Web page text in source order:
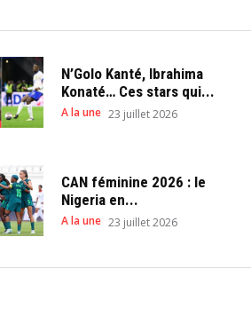
N’Golo Kanté, Ibrahima
Konaté… Ces stars qui...
A la une 23 juillet 2026
CAN féminine 2026 : le
Nigeria en...
A la une 23 juillet 2026